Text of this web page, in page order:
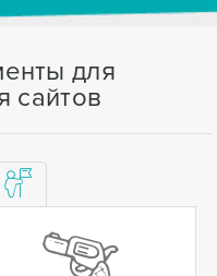
для
сайтов